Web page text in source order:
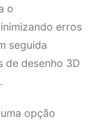
o
erros
seguida
de desenho 3D
opção